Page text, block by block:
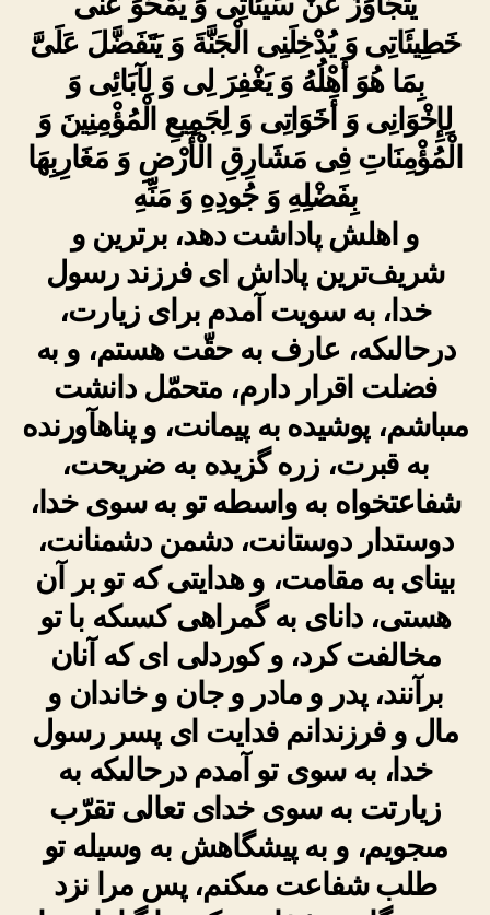
خَطِیئَاتِی وَ یُدْخِلَنِی الْجَنَّةَ وَ یَتَفَضَّلَ عَلَیَّ
بِمَا هُوَ أَهْلُهُ وَ یَغْفِرَ لِی وَ لِآبَائِی وَ
لِإِخْوَانِی وَ أَخَوَاتِی وَ لِجَمِیعِ الْمُؤْمِنِینَ وَ
الْمُؤْمِنَاتِ فِی مَشَارِقِ الْأَرْضِ وَ مَغَارِبِهَا
بِفَضْلِهِ وَ جُودِهِ وَ مَنِّهِ
و اهلش‏ پاداشت دهد، بر‌ترین و
شریف‌ترین پاداش اى فرزند رسول
خدا، به سویت آمدم براى زیارت،
درحالى‏که، عارف به حقّت‏ هستم، و به
فضلت اقرار دارم، متحمّل دانشت
مى‏باشم، پوشیده به پیمانت، و پناه‏آورنده
به قبرت، زره گزیده به ضریحت،
شفاعت‏خواه به واسطه‏ تو به سوى خدا،
دوستدار دوستانت، دشمن دشمنانت،
بیناى به مقامت، و هدایتى که تو بر آن
هستى، داناى به گمراهى کسى‏که با تو
مخالفت کرد، و کوردلى اى که آنان
برآنند، پدر و مادر و جان و خاندان و
مال و فرزندانم فدایت اى پسر رسول
خدا، به سوى تو آمدم درحالى‏که به
زیارتت‏ به سوى خداى تعالى تقرّب
مى‏جویم، و به پیشگاهش به وسیله تو
طلب شفاعت مى‏کنم، پس مرا نزد